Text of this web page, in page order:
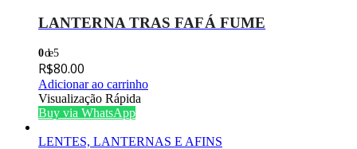
LANTERNA TRAS FAFÁ FUME
0de 5
R$80.00
Adicionar ao carrinho
Visualização Rápida
Buy via WhatsApp
LENTES, LANTERNAS E AFINS